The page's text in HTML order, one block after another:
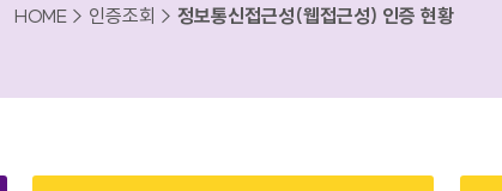
HOME > 인증조회 > 정보통신접근성(웹접근성) 인증 현황